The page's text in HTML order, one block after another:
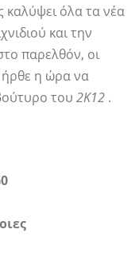
καλύψει όλα τα νέα
και την
παρελθόν, οι
ήρθε η ώρα να
του 2Κ12 .